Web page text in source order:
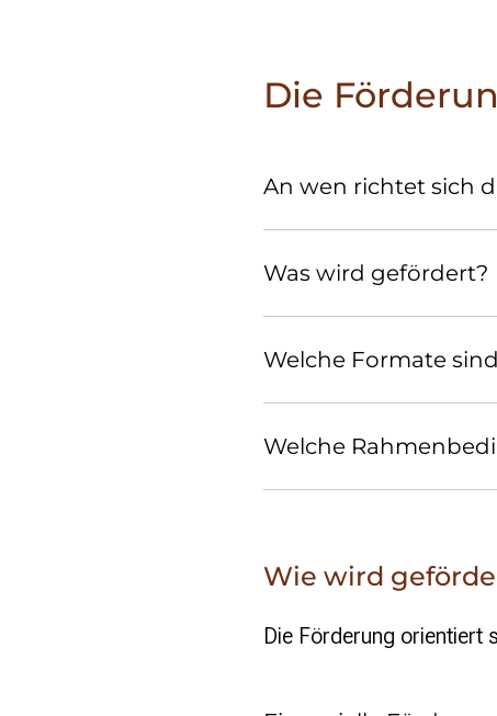
Die
An wen richtet sich
Was wird gefördert?
Welche Formate
Welche
Wie wird
Die Förderung orientiert